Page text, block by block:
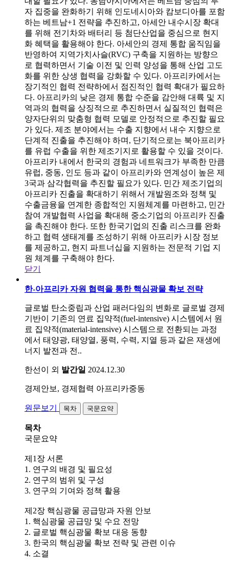
자 집중을 완화하기 위해 인도네시아와 캄보디아를 포함
하는 베트남+1 전략을 추진하고, 아세안 내수시장 확대
를 위해 전기차와 배터리 등 첨단산업을 중심으로 현지
화 혜택을 활용해야 한다. 아세안의 경제 통합 움직임을
반영하여 지역가치사슬(RVC) 구축을 지원하는 방향으
로 협력하면서 기술 이전 및 인력 양성을 통해 산업 고도
화를 위한 상생 협력을 강화할 수 있다. 아프리카에서는
장기적인 협력 전략하에서 점진적인 협력 확대가 필요하
다. 아프리카의 낮은 경제 통합 수준을 감안해 대륙 및 지
역과의 협력을 상징적으로 추진하면서 실질적인 협력은
양자단위의 맞춤형 협력 모델로 안정적으로 추진할 필요
가 있다. 제조 분야에서는 수출 지향에서 내수 지향으로
단계적 진출을 추진해야 하며, 단기적으로는 북아프리카
를 유럽 수출을 위한 제조기지로 활용할 수 있을 것이다.
아프리카 내에서 한국의 경험과 네트워크가 부족한 만큼
유럽, 중동, 인도 등과 같이 아프리카와 연계성이 높은 제
3국과 삼각협력을 추진할 필요가 있다. 민간 제조기업의
아프리카 진출을 확대하기 위해서 개발원조와 정책 및
수출금융을 연계한 종합적인 지원체계를 마련하고, 민간
참여 개발협력 사업을 확대해 중소기업의 아프리카 진출
을 촉진해야 한다. 또한 한국기업의 진출 리스크를 완화
하고 협력 생태계를 조성하기 위해 아프리카 시장 정보
를 제공하고, 현지 파트너십을 지원하는 전문적 기업 지
원 체계를 구축해야 한다.
닫기
한-아프리카 자원 협력을 통한 핵심광물 확보 전략
글로벌 탄소중립과 산업 패러다임의 변화로 글로벌 경제
기반이 기존의 연료 집약적(fuel-intensive) 시스템에서 원
료 집약적(material-intensive) 시스템으로 전환되는 과정
에서 태양광, 태양열, 풍력, 수력, 지열 등과 같은 재생에
너지 발전과 전..
한선이 외 발간일 2024.12.30
경제안보, 경제협력 아프리카중동
원문보기 목차 국문요약
목차
국문요약
제1장 서론
1. 연구의 배경 및 필요성
2. 연구의 범위 및 구성
3. 연구의 기여와 정책 활용
제2장 핵심광물 공급망과 자원 안보
1. 핵심광물 공급망 및 수요 전망
2. 글로벌 핵심광물 확보 대응 동향
3. 한국의 핵심광물 확보 전략 및 관련 이슈
4. 소결